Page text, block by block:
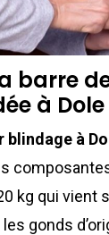
barre
à Dole
blindage à
composantes
kg qui vient
gonds